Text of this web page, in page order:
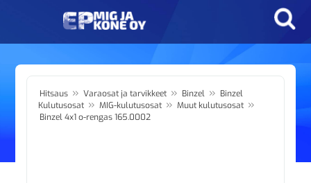
Hitsaus » Varaosat ja tarvikkeet » Binzel » Binzel
Kulutusosat » MIG-kulutusosat » Muut kulutusosat »
Binzel 4x1 o-rengas 165.0002